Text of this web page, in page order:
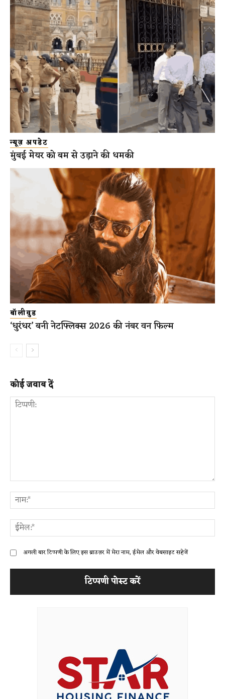
न्यूज़ अपडेट
मुंबई मेयर को बम से उड़ाने की धमकी
बॉलीवुड
‘धुरंधर’ बनी नेटफ्लिक्स 2026 की नंबर वन फिल्म
कोई जवाब दें
अगली बार टिप्पणी के लिए इस ब्राउज़र में मेरा नाम, ईमेल और वेबसाइट सहेजें